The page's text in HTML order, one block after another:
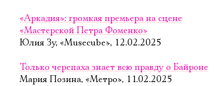
«Аркадия»: громкая премьера на сцене
«Мастерской Петра Фоменко»
Юлия Зу, «Musecube», 12.02.2025
Только черепаха знает всю правду о Байроне
Мария Позина, «Метро», 11.02.2025